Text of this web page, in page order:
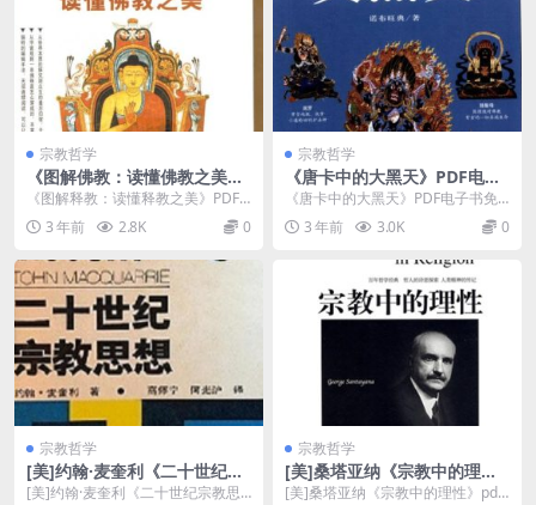
宗教哲学
《图解佛教：读懂佛教之美》
PDF电子书资源下载
《图解释教：读懂释教之美》PDF
电子书资源下载介绍 内容简介 释
教...3 年前 2.8K 0
宗教哲学
《唐卡中的大黑天》PDF电子
书免费资源下载
《唐卡中的大黑天》PDF电子书免
费资源下载介绍 内容简介 《唐卡
中...3 年前 3.0K 0
宗教哲学
[美]约翰·麦奎利《二十世纪宗
教思想》pdf免费下载
[美]约翰·麦奎利《二十世纪宗教思
宗教哲学
[美]桑塔亚纳《宗教中的理
性》pdf电子书下载
[美]桑塔亚纳《宗教中的理性》pdf